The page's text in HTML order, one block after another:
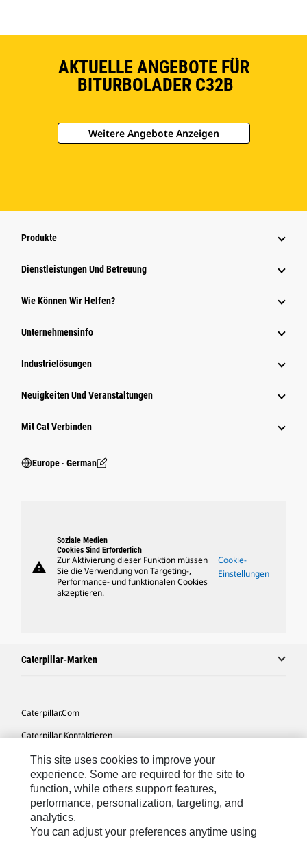
AKTUELLE ANGEBOTE FÜR
BITURBOLADER C32B
Weitere Angebote Anzeigen
Produkte
Dienstleistungen Und Betreuung
Wie Können Wir Helfen?
Unternehmensinfo
Industrielösungen
Neuigkeiten Und Veranstaltungen
Mit Cat Verbinden
Europe ‧ German
warning
Soziale Medien
Cookies Sind Erforderlich
Zur Aktivierung dieser Funktion müssen
Sie die Verwendung von Targeting-,
Performance- und funktionalen Cookies
akzeptieren.
Cookie-
Einstellungen
Caterpillar-Marken
Caterpillar.com
Caterpillar Kontaktieren
Meine Marketing-Präferenzen
Seitenübersicht
Cookie Settings
Rechtliche Hinweise
This site uses cookies to improve your
experience. Some are required for the site to
function, while others support features,
performance, personalization, targeting, and
analytics.
You can adjust your preferences anytime using